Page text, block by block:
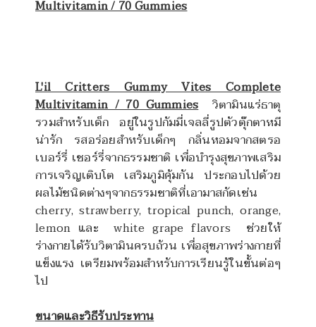
Multivitamin / 70 Gummies
L'il Critters Gummy Vites Complete
Multivitamin / 70 Gummiesวิตามินแร่ธาตุ
รวมสำหรับเด็ก อยู่ในรูปกัมมี่เจลลี่รูปตัวตุ๊กตาหมี
น่ารัก รสอร่อยสำหรับเด็กๆ กลิ่นหอมจากสตรอ
เบอร์รี่ เชอร์รี่จากธรรมชาติ เพื่อบำรุงสุขภาพเสริม
การเจริญเติบโต เสริมภูมิคุ้มกัน ประกอบไปด้วย
ผลไม้ชนิดต่างๆจากธรรมชาติที่เอามาสกัดเช่น
cherry, strawberry, tropical punch, orange,
lemon และwhite grape flavors ช่วยให้
ร่างกายได้รับวิตามินครบถ้วน เพื่อสุขภาพร่างกายที่
แข็งแรง เตรียมพร้อมสำหรับการเรียนรู้ในขั้นต่อๆ
ไป
ขนาดและวิธีรับประทาน